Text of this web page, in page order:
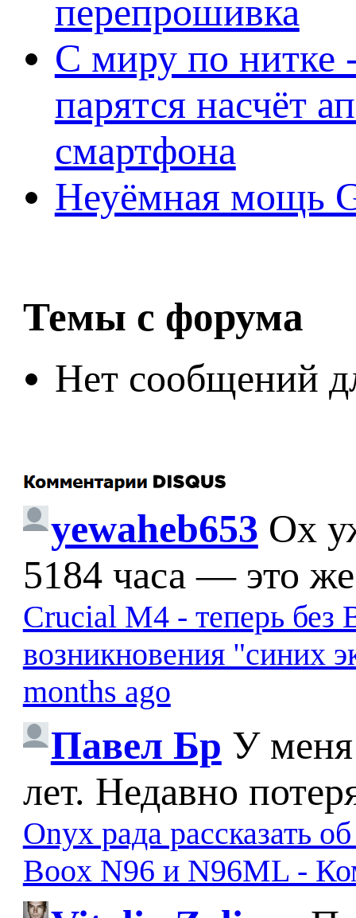
перепрошивка
С миру по нитке
парятся насчёт
смартфона
Неуёмная мощь
Темы с форума
Нет сообщений
yewaheb653 Ох
5184 часа — это
Crucial M4 - теперь без
возникновения "синих
months ago
Павел Бр У меня
лет. Недавно
Onyx рада рассказать
Boox N96 и N96ML -